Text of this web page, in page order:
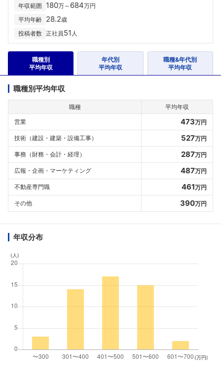
年収範囲 180万～ 684万円
平均年齢 28.2歳
投稿者数 正社員51 人
職種別
平均年収
年代別
平均年収
職種&年代別
平均年収
職種別平均年収
職種
平均年収
営業
473万円
技術（建設・建築・設備工事） 527万円
事務（財務・会計・経理） 287万円
広報・企画・マーケティング 487万円
不動産専門職 461万円
その他 390万円
年収分布
(人)
(万円)